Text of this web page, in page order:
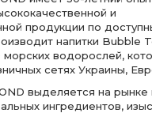
и
продукции по
напитки Bubble
морских водорослей,
сетях Украины,
выделяется на рынке
ингредиентов,